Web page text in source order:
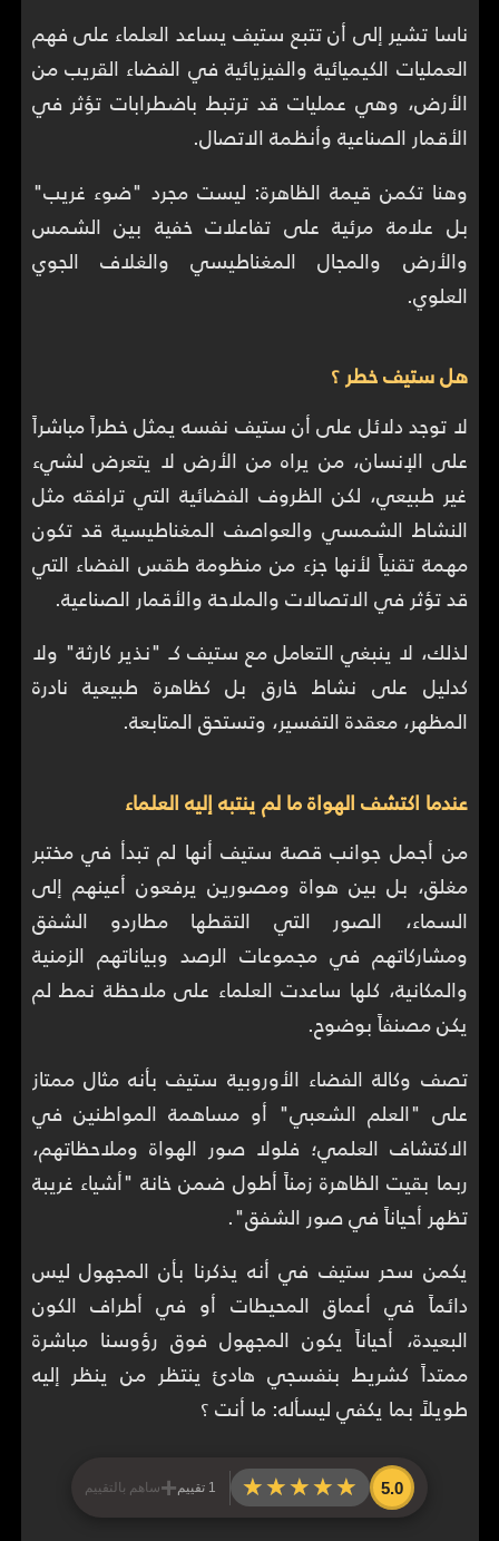
ناسا تشير إلى أن تتبع ستيف يساعد العلماء على فهم
العمليات الكيميائية والفيزيائية في الفضاء القريب من
الأرض، وهي عمليات قد ترتبط باضطرابات تؤثر في
الأقمار الصناعية وأنظمة الاتصال.
وهنا تكمن قيمة الظاهرة: ليست مجرد "ضوء غريب"
بل علامة مرئية على تفاعلات خفية بين الشمس
والأرض والمجال المغناطيسي والغلاف الجوي
العلوي.
هل ستيف خطر ؟
لا توجد دلائل على أن ستيف نفسه يمثل خطراً مباشراً
على الإنسان، من يراه من الأرض لا يتعرض لشيء
غير طبيعي، لكن الظروف الفضائية التي ترافقه مثل
النشاط الشمسي والعواصف المغناطيسية قد تكون
مهمة تقنياً لأنها جزء من منظومة طقس الفضاء التي
قد تؤثر في الاتصالات والملاحة والأقمار الصناعية.
لذلك، لا ينبغي التعامل مع ستيف كـ "نذير كارثة" ولا
كدليل على نشاط خارق بل كظاهرة طبيعية نادرة
المظهر، معقدة التفسير، وتستحق المتابعة.
عندما اكتشف الهواة ما لم ينتبه إليه العلماء
من أجمل جوانب قصة ستيف أنها لم تبدأ في مختبر
مغلق، بل بين هواة ومصورين يرفعون أعينهم إلى
السماء، الصور التي التقطها مطاردو الشفق
ومشاركاتهم في مجموعات الرصد وبياناتهم الزمنية
والمكانية، كلها ساعدت العلماء على ملاحظة نمط لم
يكن مصنفاً بوضوح.
تصف وكالة الفضاء الأوروبية ستيف بأنه مثال ممتاز
على "العلم الشعبي" أو مساهمة المواطنين في
الاكتشاف العلمي؛ فلولا صور الهواة وملاحظاتهم،
ربما بقيت الظاهرة زمناً أطول ضمن خانة "أشياء غريبة
تظهر أحياناً في صور الشفق".
يكمن سحر ستيف في أنه يذكرنا بأن المجهول ليس
دائماً في أعماق المحيطات أو في أطراف الكون
البعيدة، أحياناً يكون المجهول فوق رؤوسنا مباشرة
ممتداً كشريط بنفسجي هادئ ينتظر من ينظر إليه
طويلاً بما يكفي ليسأله: ما أنت ؟
5.0
★★★★★
★★★★★ 1 تقييم +ساهم بالتقييم